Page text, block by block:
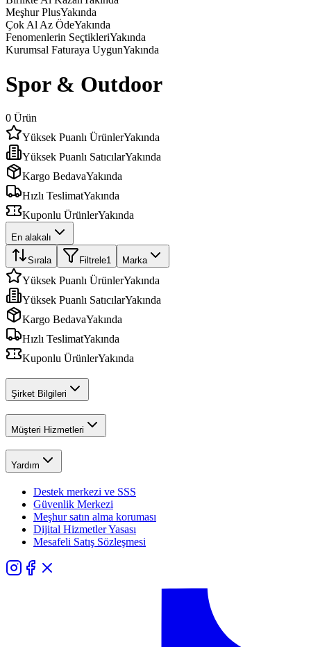
Meşhur PlusYakında
Çok Al Az ÖdeYakında
Fenomenlerin SeçtikleriYakında
Kurumsal Faturaya UygunYakında
Spor & Outdoor
0 Ürün
Yüksek Puanlı ÜrünlerYakında
Yüksek Puanlı SatıcılarYakında
Kargo BedavaYakında
Hızlı TeslimatYakında
Kuponlu ÜrünlerYakında
En alakalı
Sırala Filtrele1 Marka
Yüksek Puanlı ÜrünlerYakında
Yüksek Puanlı SatıcılarYakında
Kargo BedavaYakında
Hızlı TeslimatYakında
Kuponlu ÜrünlerYakında
Şirket Bilgileri
Müşteri Hizmetleri
Yardım
Destek merkezi ve SSS
Güvenlik Merkezi
Meşhur satın alma koruması
Dijital Hizmetler Yasası
Mesafeli Satış Sözleşmesi